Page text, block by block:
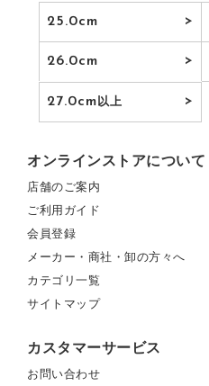
25.0cm
26.0cm
27.0cm以上
オンラインストアについて
店舗のご案内
ご利用ガイド
会員登録
メーカー・商社・卸の方々へ
カテゴリ一覧
サイトマップ
カスタマーサービス
お問い合わせ